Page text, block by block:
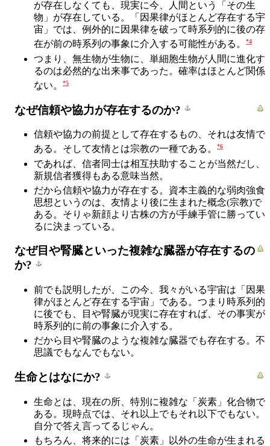
が存在しなくても、現実に今、人間という「その生
物」が存在している。「因果律がほとんど存在する宇
宙」では、例外的に因果律を破って時系列的に後の存
在が前の時系列の事象に介入する可能性がある。
*4
つまり、無生物が生物に、単細胞生物が人間に進化す
るのは必然的な出来事であった。確率はほとんど関係
ない。
*5
なぜ信頼や協力が存在するのか?
信頼や協力の前提として存在するもの、それは友情で
ある。そして友情とは宗教の一種である。
*6
であれば、信者同士は相互扶助することが当然だし、
新規信者獲得もある意味当然。
だから信頼や協力が存在する。資本主義的な弱肉強食
思想というのは、友情より後に生まれた概念(宗教)で
ある。そりゃ新顔より古株の方が手練手管に勝ってい
るに決まっている。
なぜ目や腎臓といった複雑な臓器が存在するの
か?
前でも説明したが、この今、我々がいる宇宙は「因果
律がほとんど存在する宇宙」である。つまり時系列的
に後でも、目や腎臓が現実に存在すれば、その事実が
時系列的に前の事象に介入する。
だから目や腎臓のような複雑な臓器でも存在する。不
思議でもなんでもない。
生命とはなにか?
生命とは、現在の所、特別に複雑な「炭素」化合物で
ある。現時点では、それ以上でもそれ以下でもない。
自分で答え言ってるじゃん。
もちろん、将来的には「炭素」以外の生命が生まれる